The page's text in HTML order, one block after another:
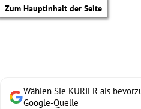
Zum Hauptinhalt der Seite
Wählen Sie KURIER als
Google-Quelle